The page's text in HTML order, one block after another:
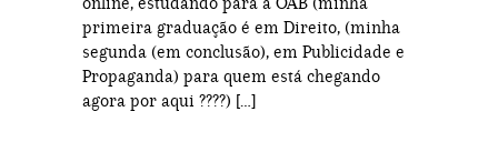
primeira graduação é em Direito, (minha
segunda (em conclusão), em Publicidade e
Propaganda) para quem está chegando
agora por aqui ????) […]